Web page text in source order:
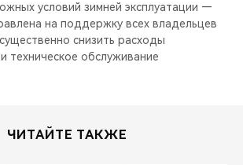
условий зимней эксплуатации —
на поддержку всех владельцев
снизить расходы
техническое обслуживание
ЧИТАЙТЕ ТАКЖЕ